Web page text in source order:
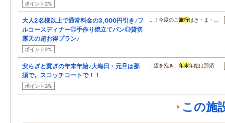
ポイント2%
大人2名様以上で通常料金の3,000円引き♪フ
ルコースディナー◎手作り焼立てパン◎貸切
露天の超お得プラン♪
ポイント2%
…！今度のご旅行はき・ま・…
安らぎと寛ぎの年末年始♪大晦日・元旦は那
須で。スコッチコートで！！
ポイント2%
…望を抱き、 年末年始は那須…
この施